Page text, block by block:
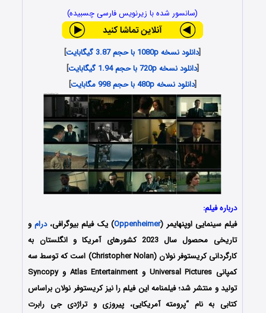
(سانسور شده با زیرنویس فارسی چسبیده)
[دانلود نسخه 1080p با حجم 3.87 گیگابایت
]
[دانلود نسخه 720p با حجم 1.94 گیگابایت
]
[دانلود نسخه 480p با حجم 998 مگابایت ]
درباره فیلم:
فیلم سینماییاوپنهایمر(
Oppenheimer) یک فیلم بیوگرافی،درامو
تاریخی محصول سال 2023 کشورهای آمریکا و انگلستان به
کارگردانی کریستوفر نولان (Christopher Nolan) است که توسط سه
کمپانی‌ Universal Pictures و Atlas Entertainment و Syncopy
تولید و منتشر شد؛ فیلمنامه این فیلم را نیز کریستوفر نولان براساس
کتابی به نام “پرومته آمریکایی، پیروزی و تراژدی جی رابرت